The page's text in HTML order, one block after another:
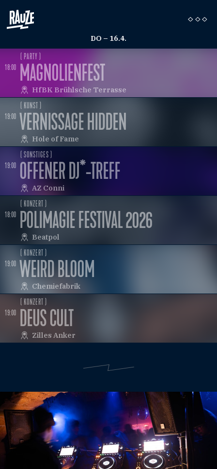
DO – 16.4.
VULKAN
18:00
( PARTY )
MAGNOLIENFEST
HfBK Brühlsche Terrasse
19:00
( KUNST )
VERNISSAGE HIDDEN
Hole of Fame
19:00
( SONSTIGES )
OFFENER DJ*-TREFF
AZ Conni
18:00
( KONZERT )
POLIMAGIE FESTIVAL 2026
Beatpol
19:00
( KONZERT )
WEIRD BLOOM
Chemiefabrik
19:00
( KONZERT )
DEUS CULT
Zilles Anker